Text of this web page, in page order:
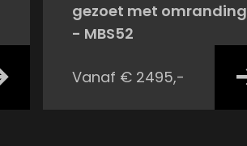
gezoet met omranding
- MBS52
Vanaf € 2495,-